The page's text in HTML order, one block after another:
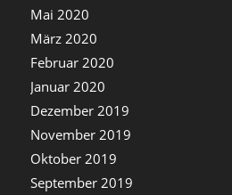
Mai 2020
März 2020
Februar 2020
Januar 2020
Dezember 2019
November 2019
Oktober 2019
September 2019